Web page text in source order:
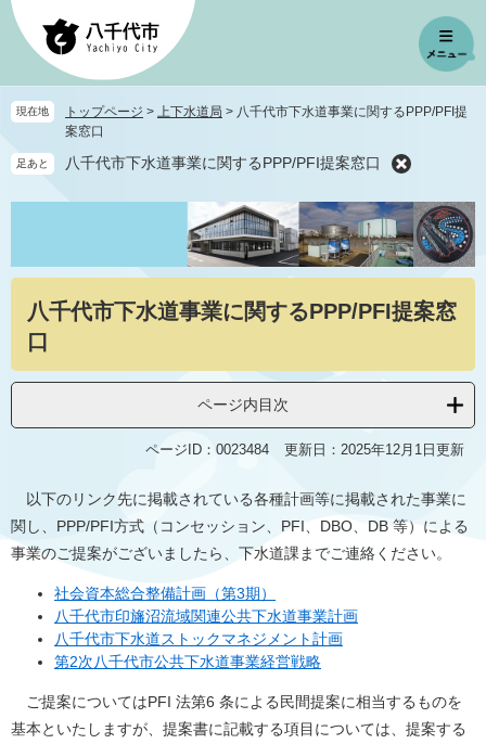
ペ
先
頭
す
メ
を
飛
し
現在地 トップページ > 上下水道局 > 八千代市下水道事業に関するPPP/PFI提
案窓口
足あと 八千代市下水道事業に関するPPP/PFI提案窓口
本
八千代市下水道事業に関するPPP/PFI提案窓
口
ページ内目次
ページID：0023484 更新日：2025年12月1日更新
以下のリンク先に掲載されている各種計画等に掲載された事業に
関し、PPP/PFI方式（コンセッション、PFI、DBO、DB 等）による
事業のご提案がございましたら、下水道課までご連絡ください。
社会資本総合整備計画（第3期）
八千代市印旛沼流域関連公共下水道事業計画
八千代市下水道ストックマネジメント計画
第2次八千代市公共下水道事業経営戦略
ご提案についてはPFI 法第6 条による民間提案に相当するものを
基本といたしますが、提案書に記載する項目については、提案する